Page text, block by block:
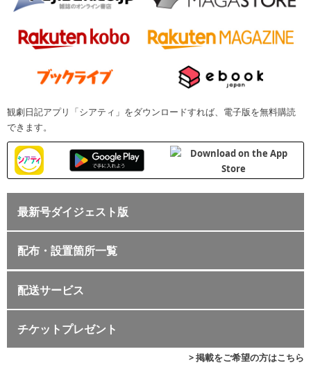
観劇日記アプリ「シアティ」をダウンロードすれば、電子版を無料購読
できます。
最新号ダイジェスト版
配布・設置箇所一覧
配送サービス
チケットプレゼント
> 掲載をご希望の方はこちら